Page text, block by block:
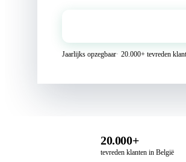
Jaarlijks opzegbaar 20.000+ tevreden
20.000+
tevreden klanten in België